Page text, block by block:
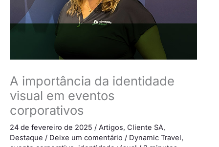
A importância da identidade
visual em eventos
corporativos
24 de fevereiro de 2025 / Artigos, Cliente SA,
Destaque / Deixe um comentário / Dynamic Travel,